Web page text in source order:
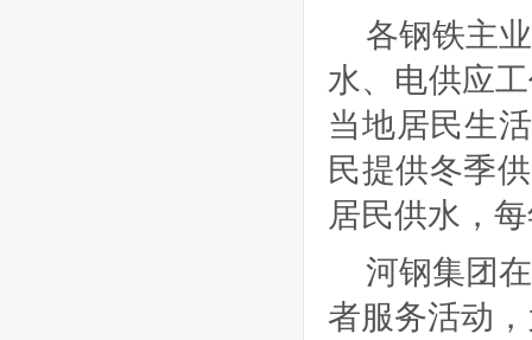
各钢铁主
水、电供应
当地居民生
民提供冬季
居民供水，
河钢集团
者服务活动